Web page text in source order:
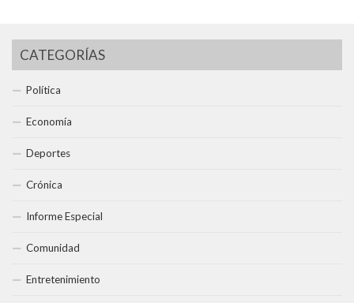
CATEGORÍAS
Política
Economía
Deportes
Crónica
Informe Especial
Comunidad
Entretenimiento